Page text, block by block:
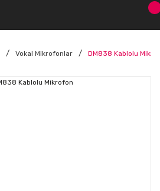
Vokal Mikrofonlar DM838 Kablolu